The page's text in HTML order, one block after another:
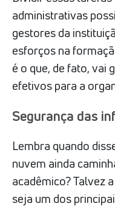
administrativas
gestores da
esforços na
é o que, de fato, vai
efetivos para a
Segurança das
Lembra quando
nuvem ainda
acadêmico? Talvez
seja um dos